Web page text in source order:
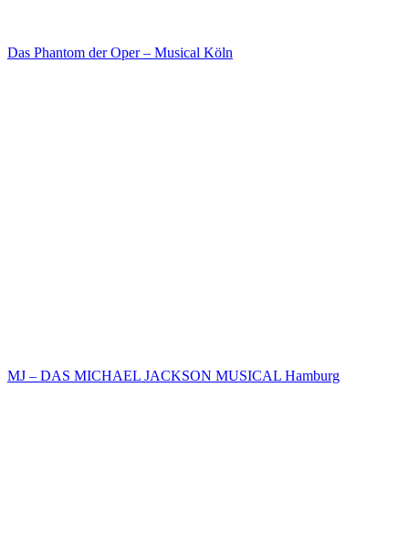
Das Phantom der Oper – Musical Köln
MJ – DAS MICHAEL JACKSON MUSICAL Hamburg